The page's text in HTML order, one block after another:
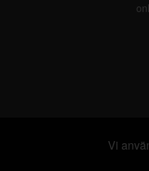
Vi